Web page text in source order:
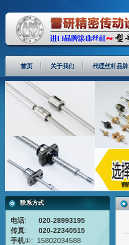
首页 关于我们 代理丝杆品牌
联系方式
电话: 020-28993195
传真:
020-22340515
手机①: 15802034588